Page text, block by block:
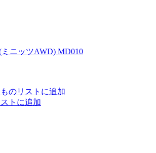
ニッツAWD) MD010
のリストに追加
トに追加